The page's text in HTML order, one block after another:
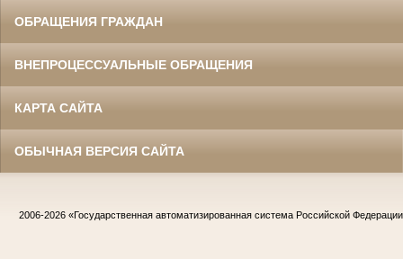
ОБРАЩЕНИЯ ГРАЖДАН
ВНЕПРОЦЕССУАЛЬНЫЕ ОБРАЩЕНИЯ
КАРТА САЙТА
ОБЫЧНАЯ ВЕРСИЯ САЙТА
2006-2026 «Государственная автоматизированная система Российской